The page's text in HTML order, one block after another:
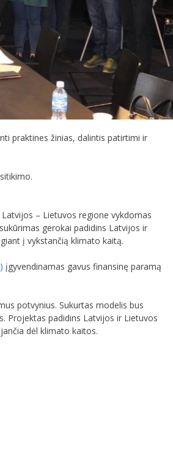
praktines žinias, dalintis patirtimi ir
– Lietuvos regione vykdomas
gerokai padidins Latvijos ir
į vykstančią klimato kaitą.
įgyvendinamas gavus finansinę paramą
potvynius. Sukurtas modelis bus
Projektas padidins Latvijos ir Lietuvos
dėl klimato kaitos.